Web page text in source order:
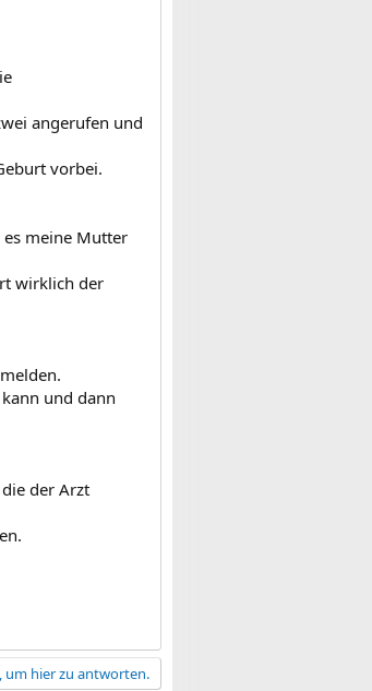
angerufen und
vorbei.
meine Mutter
wirklich der
und dann
der Arzt
um hier zu antworten.